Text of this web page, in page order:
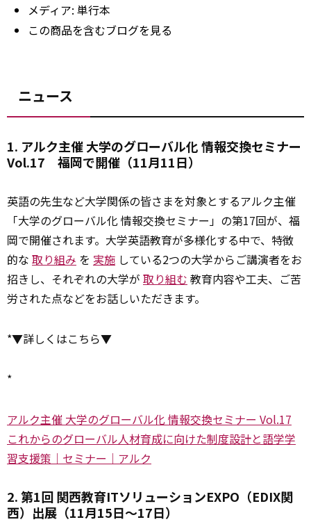
メディア: 単行本
この商品を含むブログを見る
ニュース
1. アルク主催 大学のグローバル化 情報交換セミナー
Vol.17 福岡で開催（11月11日）
英語の先生など大学関係の皆さまを対象とするアルク主催
「大学のグローバル化 情報交換セミナー」の第17回が、福
岡で開催されます。大学英語教育が多様化する中で、特徴
的な 取り組み を 実施 している2つの大学からご講演者をお
招きし、それぞれの大学が 取り組む 教育内容や工夫、ご苦
労された点などをお話しいただきます。
*▼詳しくはこちら▼
*
アルク主催 大学のグローバル化 情報交換セミナー Vol.17
これからのグローバル人材育成に向けた制度設計と語学学
習支援策｜セミナー｜アルク
2. 第1回 関西教育ITソリューションEXPO（EDIX関
西）出展（11月15日～17日）